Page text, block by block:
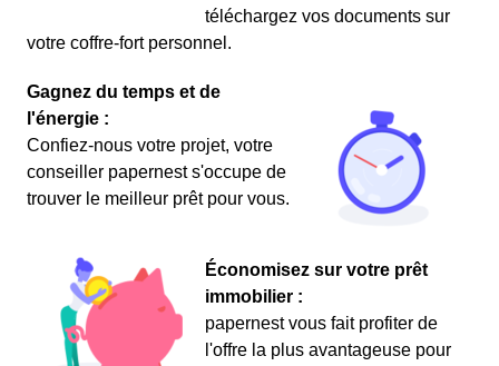
téléchargez vos documents sur
votre coffre-fort personnel.
Gagnez du temps et de
l'énergie :
Confiez-nous votre projet, votre
conseiller papernest s'occupe de
trouver le meilleur prêt pour vous.
Économisez sur votre prêt
immobilier :
papernest vous fait profiter de
l'offre la plus avantageuse pour